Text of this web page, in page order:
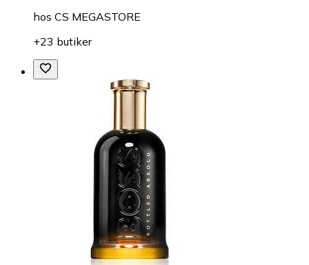
hos CS MEGASTORE
+23 butiker